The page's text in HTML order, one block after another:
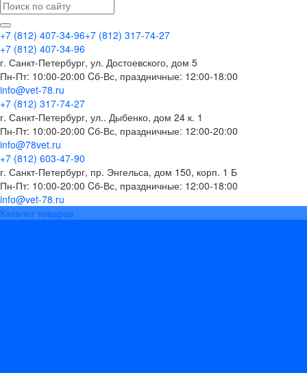
+7 (812) 407-34-96+7 (812) 317-74-27
+7 (812) 407-34-96
г. Санкт-Петербург, ул. Достоевского, дом 5
Пн-Пт: 10:00-20:00 Cб-Вс, праздничные: 12:00-18:00
info@vet-78.ru
+7 (812) 317-74-27
г. Санкт-Петербург, ул.. Дыбенко, дом 24 к. 1
Пн-Пт: 10:00-20:00 Cб-Вс, праздничные: 12:00-20:00
info@78vet.ru
+7 (812) 603-47-90
г. Санкт-Петербург, пр. Энгельса, дом 150, корп. 1 Б
Пн-Пт: 10:00-20:00 Cб-Вс, праздничные: 12:00-18:00
info@vet-78.ru
Каталог товаров